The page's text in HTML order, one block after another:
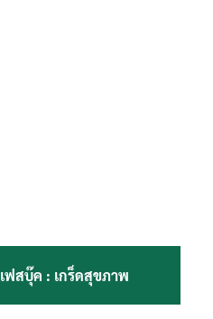
เฟสบุ๊ค : เกร็ดสุขภาพ